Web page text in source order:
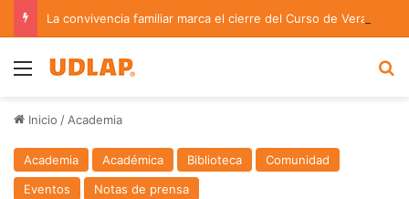
Menu
Inicio / Academia
Academia Académica Biblioteca
Comunidad
Eventos
Notas de prensa